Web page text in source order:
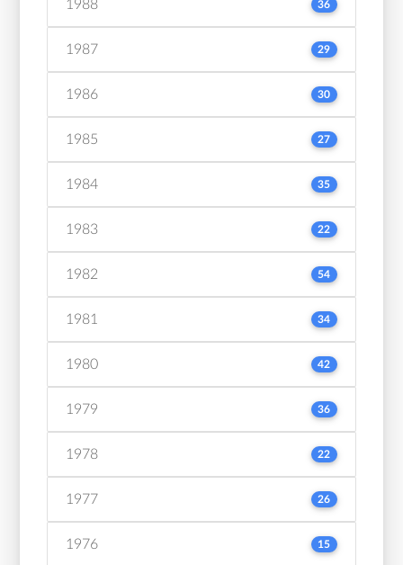
1988 36
1987 29
1986 30
1985 27
1984 35
1983 22
1982 54
1981 34
1980 42
1979 36
1978 22
1977 26
1976 15